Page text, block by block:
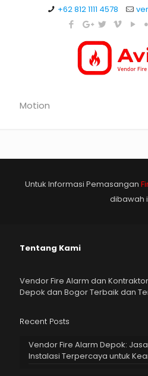
+62 812 1111 4578
Motion
Untuk Informasi Pemasangan
dibawah
Tentang Kami
Vendor Fire Alarm dan
Depok dan Bogor Terbaik dan
Recent Posts
Vendor Fire Alarm Depok:
Instalasi Terpercaya untuk